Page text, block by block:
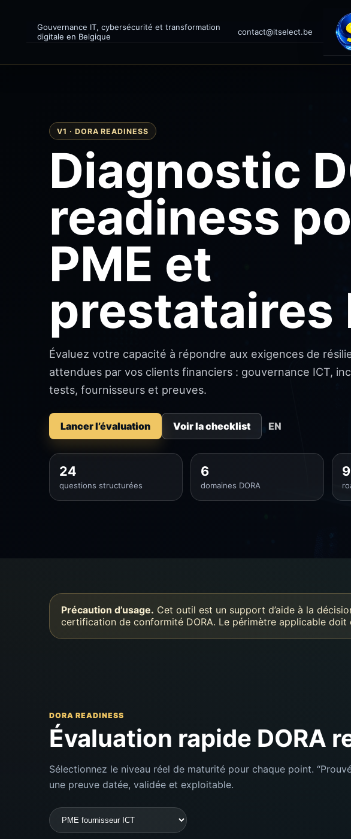
Gouvernance IT, cybersécurité et transformation
digitale en Belgique
contact@itselect.be
V1 · DORA READINESS
Diagnostic
readiness
PME et
prestataires
Évaluez votre capacité à répondre aux exigences de
attendues par vos clients financiers : gouvernance ICT,
tests, fournisseurs et preuves.
Lancer l’évaluation Voir la checklist EN
24
questions structurées
6
domaines DORA
Précaution d’usage. Cet outil est un support d’aide à la
certification de conformité DORA. Le périmètre applicable
DORA READINESS
Évaluation rapide DORA
Sélectionnez le niveau réel de maturité pour chaque point.
une preuve datée, validée et exploitable.